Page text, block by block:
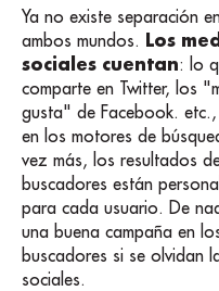
Ya no existe separación
ambos mundos. Los
sociales cuentan: lo
comparte en Twitter, los
gusta" de Facebook. etc.,
en los motores de
vez más, los resultados
buscadores están
para cada usuario. De
una buena campaña en
buscadores si se olvidan
sociales.